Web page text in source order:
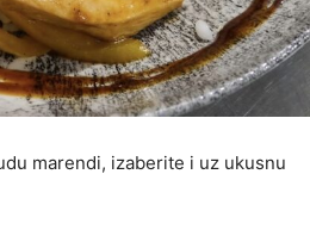
marendi, izaberite i uz ukusnu